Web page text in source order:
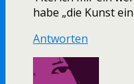
habe „die Kunst
Antworten